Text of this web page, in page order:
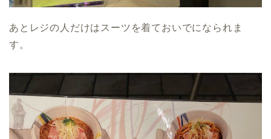
あとレジの人だけはスーツを着ておいでになられま
す。